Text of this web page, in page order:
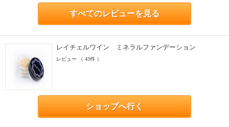
すべてのレビューを見る
レイチェルワイン ミネラルファンデーション
レビュー （ 43件 ）
ショップへ行く